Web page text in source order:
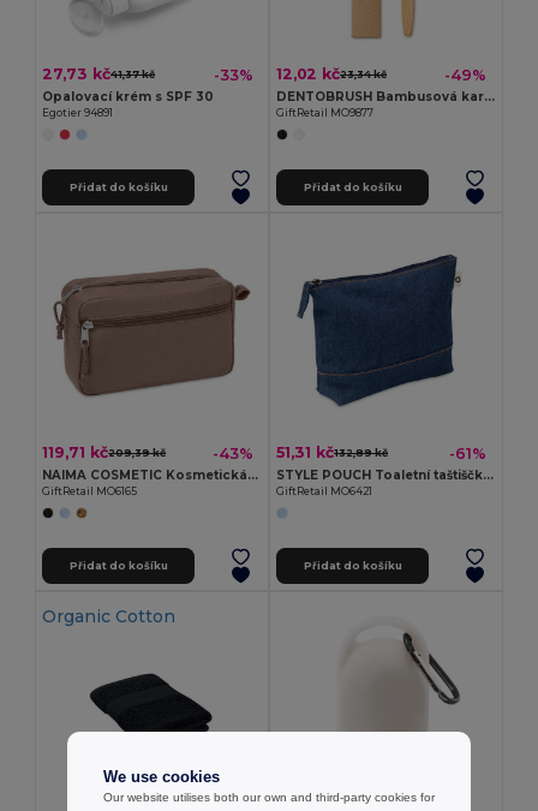
27,73 kč41,37 kč -33%
Opalovací krém s SPF 30
Egotier 94891
Přidat do košíku
12,02 kč23,34 kč -49%
DENTOBRUSH Bambusová kartáček na zuby
GiftRetail MO9877
Přidat do košíku
119,71 kč209,39 kč -43%
NAIMA COSMETIC Kosmetická taštička z konopí
GiftRetail MO6165
Přidat do košíku
51,31 kč132,89 kč -61%
STYLE POUCH Toaletní taštiščka z džínoviny
GiftRetail MO6421
Přidat do košíku
Organic Cotton
We use cookies
Our website utilises both our own and third-party cookies for